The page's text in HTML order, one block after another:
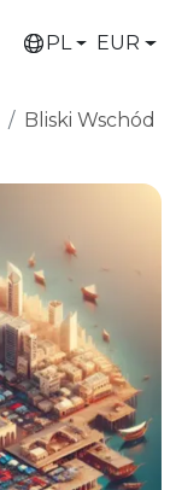
PL EUR
Bliski Wschód